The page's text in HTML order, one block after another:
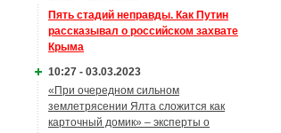
Пять стадий неправды. Как Путин
рассказывал о российском захвате
Крыма
10:27 - 03.03.2023
«При очередном сильном
землетрясении Ялта сложится как
карточный домик» – эксперты о